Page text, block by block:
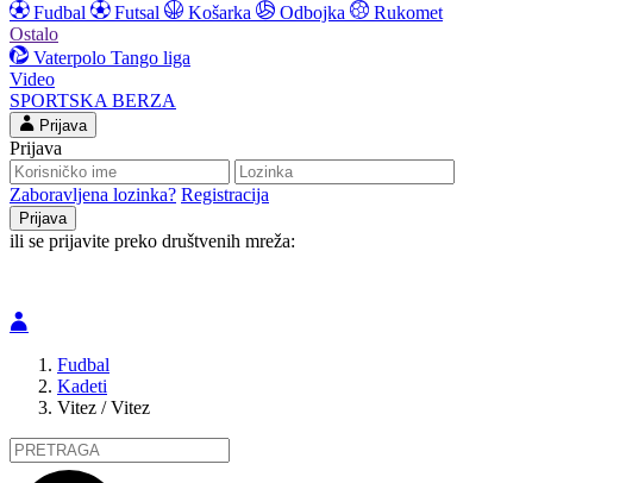
Fudbal
Futsal Košarka Odbojka
Rukomet
Ostalo
Vaterpolo Tango liga
Video
SPORTSKA BERZA
Prijava
Prijava
Zaboravljena lozinka? Registracija
ili se prijavite preko društvenih mreža:
Fudbal
Kadeti
Vitez / Vitez